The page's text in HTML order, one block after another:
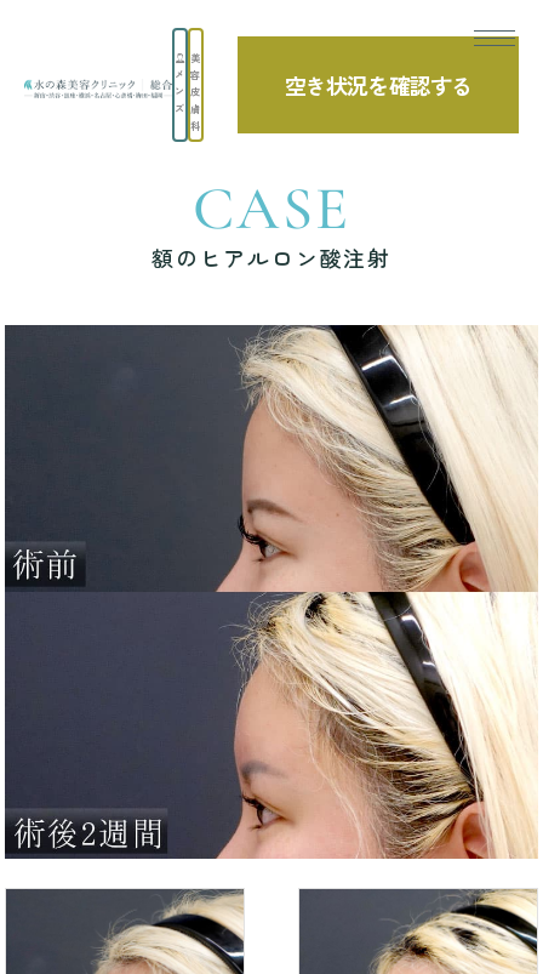
メ
ン
ズ
美
容
皮
膚
科
空き状況を確認する
TOP 症例写真 額のヒアルロン酸注射
CASE
額のヒアルロン酸注射